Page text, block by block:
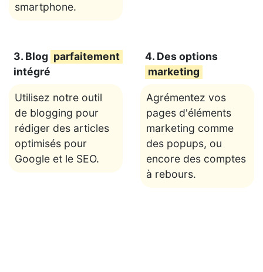
smartphone.
3. Blog parfaitement
intégré
Utilisez notre outil
de blogging pour
rédiger des articles
optimisés pour
Google et le SEO.
4. Des options
marketing
Agrémentez vos
pages d'éléments
marketing comme
des popups, ou
encore des comptes
à rebours.